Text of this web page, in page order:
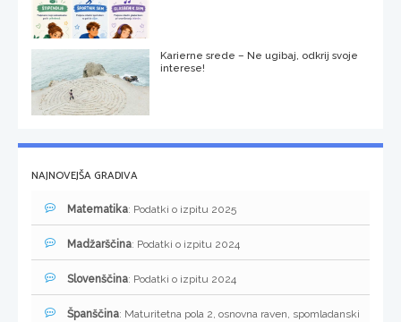
Karierne srede – Ne ugibaj, odkrij svoje
interese!
NAJNOVEJŠA GRADIVA
Matematika: Podatki o izpitu 2025
Madžarščina: Podatki o izpitu 2024
Slovenščina: Podatki o izpitu 2024
Španščina: Maturitetna pola 2, osnovna raven, spomladanski